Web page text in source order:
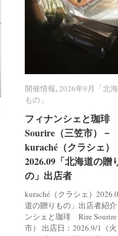
開催情報,2026年9月「北
もの」
フィナンシェと珈
Sourire（三笠市）－
kuraché（クラシェ）
2026.09「北海道の贈
の」出店者
kuraché（クラシェ）
道の贈りもの」出店者紹
ンシェと珈琲 Rire
市） 出店日：2026.9/1（
開催情報 2026年9月「北
もの」
フィナンシェと珈
Sourire（三笠市）－
kuraché（クラシェ）
2026.09「北海道の贈
の」出店者